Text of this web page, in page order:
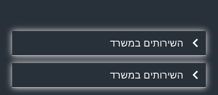
השירותים במשרד
השירותים במשרד